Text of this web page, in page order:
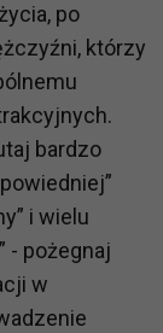
po
którzy
bardzo
i wielu
- pożegnaj
w